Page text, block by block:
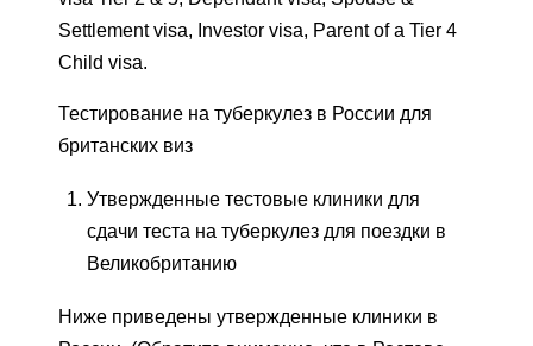
Settlement visa, Investor visa, Parent of a Tier 4
Child visa.
Тестирование на туберкулез в России для
британских виз
Утвержденные тестовые клиники для
сдачи теста на туберкулез для поездки в
Великобританию
Ниже приведены утвержденные клиники в